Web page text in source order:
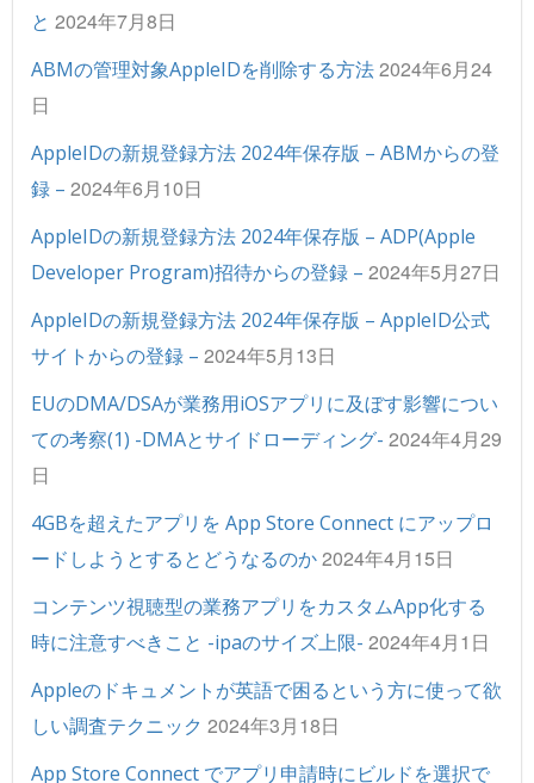
と 2024年7月8日
ABMの管理対象AppleIDを削除する方法2024年6月24
日
AppleIDの新規登録方法 2024年保存版 – ABMからの登
録 – 2024年6月10日
AppleIDの新規登録方法 2024年保存版 – ADP(Apple
Developer Program)招待からの登録 – 2024年5月27日
AppleIDの新規登録方法 2024年保存版 – AppleID公式
サイトからの登録 – 2024年5月13日
EUのDMA/DSAが業務用iOSアプリに及ぼす影響につい
ての考察(1) -DMAとサイドローディング- 2024年4月29
日
4GBを超えたアプリを App Store Connect にアップロ
ードしようとするとどうなるのか2024年4月15日
コンテンツ視聴型の業務アプリをカスタムApp化する
時に注意すべきこと -ipaのサイズ上限- 2024年4月1日
Appleのドキュメントが英語で困るという方に使って欲
しい調査テクニック 2024年3月18日
App Store Connect でアプリ申請時にビルドを選択で